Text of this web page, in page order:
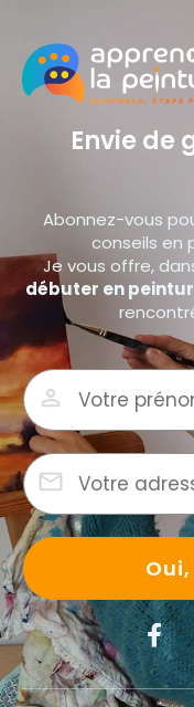
Envie de
Abonnez-vous
conseils en
Je vous offre,
débuter en